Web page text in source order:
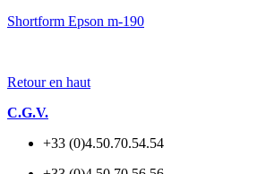
Shortform Epson m-190
Retour en haut
C.G.V.
+33 (0)4.50.70.54.54